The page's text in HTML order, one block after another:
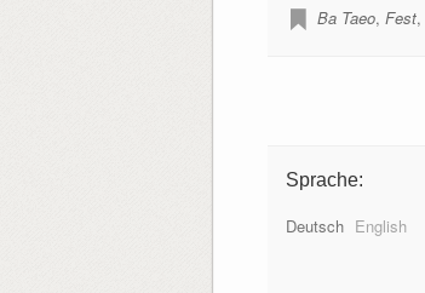
Ba Taeo, Fest,
Sprache:
Deutsch English